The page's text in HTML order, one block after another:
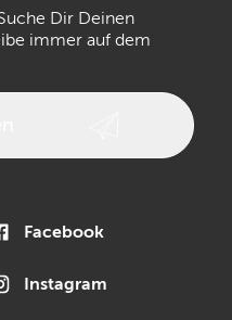
Dir Deinen
immer auf dem
Facebook
Instagram